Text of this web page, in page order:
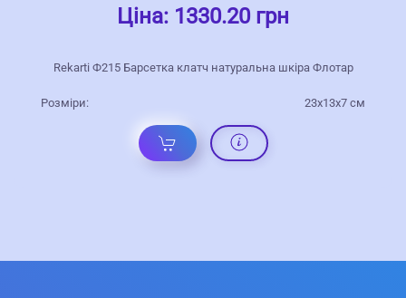
Ціна: 1330.20 грн
Rekarti Ф215 Барсетка клатч натуральна шкіра Флотар
Розміри: 23х13х7 см